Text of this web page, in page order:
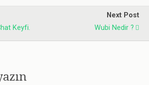
Keyfi.
Next Post
Wubi Nedir ?